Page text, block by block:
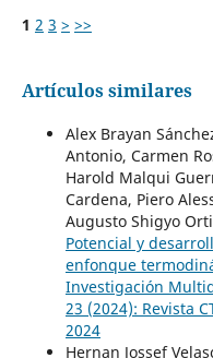
1 2 3 > >>
Artículos similares
Alex Brayan
Antonio, Carmen
Harold Malqui
Cardena, Piero
Augusto Shigyo
Potencial y
enfonque
Investigación
23 (2024): Revista
2024
Hernan Jossef